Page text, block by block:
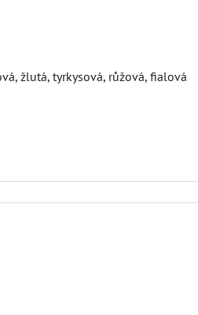
žlutá, tyrkysová, růžová, fialová